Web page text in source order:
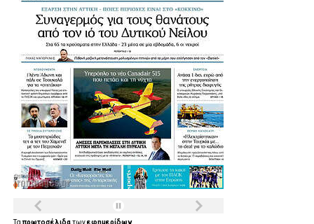
Ταπρωτοσέλιδατωνεφημερίδων